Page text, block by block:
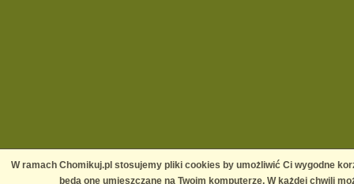
W ramach Chomikuj.pl stosujemy pliki cookies by umożliwić Ci wygodne
będą one umieszczane na Twoim komputerze. W każdej chwili